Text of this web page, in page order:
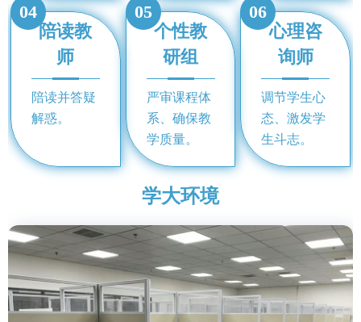
04
陪读教
师
陪读并答疑
解惑。
05
个性教
研组
严审课程体
系、确保教
学质量。
06
心理咨
询师
调节学生心
态、激发学
生斗志。
学大环境